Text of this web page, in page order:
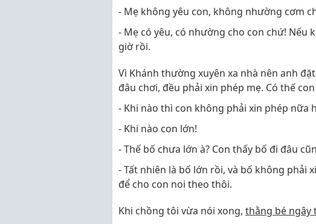
- Mẹ không yêu con, không nhường cơm
- Mẹ có yêu, có nhường cho con chứ! Nếu
giờ rồi.
Vì Khánh thường xuyên xa nhà nên anh
đâu chơi, đều phải xin phép mẹ. Có thế
- Khi nào thì con không phải xin phép nữa
- Khi nào con lớn!
- Thế bố chưa lớn à? Con thấy bố đi đâu
- Tất nhiên là bố lớn rồi, và bố không phải
để cho con noi theo thôi.
Khi chồng tôi vừa nói xong, thằng bé ngây